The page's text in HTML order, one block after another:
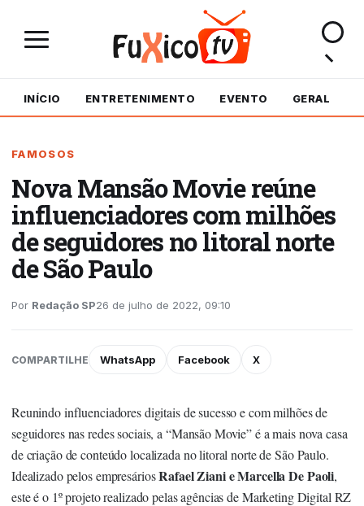
INÍCIO ENTRETENIMENTO EVENTO GERAL
FAMOSOS
Nova Mansão Movie reúne
influenciadores com milhões
de seguidores no litoral norte
de São Paulo
Por Redação SP26 de julho de 2022, 09:10
COMPARTILHE WhatsApp Facebook X
Reunindo influenciadores digitais de sucesso e com milhões de
seguidores nas redes sociais, a “Mansão Movie”é a mais nova casa
de criação de conteúdo localizada no litoral norte de São Paulo.
Idealizado pelos empresáriosRafael Ziani e Marcella De Paoli,
este é o 1º projeto realizado pelas agências de Marketing Digital RZ